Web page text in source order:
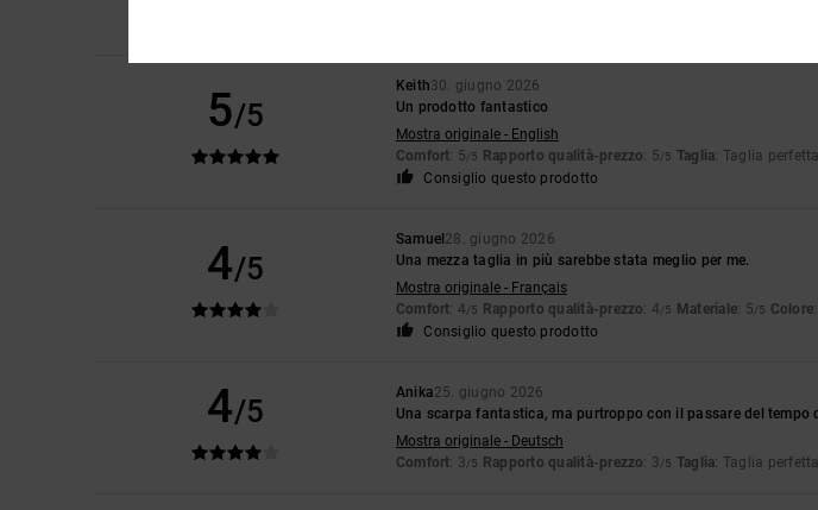
5/5
Keith30. giugno 2026
Un prodotto fantastico
Mostra originale - English
Comfort: 5/5 Rapporto qualità-prezzo: 5/5 Taglia: Taglia perfetta
Consiglio questo prodotto
4/5
Samuel 28. giugno 2026
Una mezza taglia in più sarebbe stata meglio per me.
Mostra originale - Français
Comfort: 4/5 Rapporto qualità-prezzo: 4/5 Materiale: 5/5 Colore
Consiglio questo prodotto
4/5
Anika25. giugno 2026
Una scarpa fantastica, ma purtroppo con il passare del
Mostra originale - Deutsch
Comfort: 3/5 Rapporto qualità-prezzo: 3/5 Taglia: Taglia perfetta